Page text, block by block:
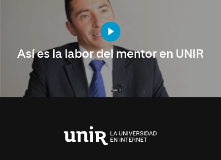
Así es la labor del mentor en UNIR